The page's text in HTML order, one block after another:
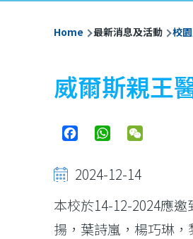
Home 最新消息及活動 校
威爾斯親王
FacebookWhatsApp
2024-12-14
本校於14-12-2024應
揚，葉詩嵐，楊巧琳，